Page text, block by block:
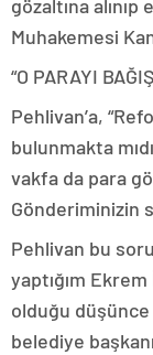
gözaltına
Muhakemesi
“O PARAYI
Pehlivan’a,
bulunmakta
vakfa da para
Gönderiminizin
Pehlivan bu
yaptığım
olduğu
belediye